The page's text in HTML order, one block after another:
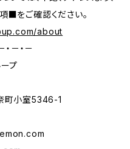
をご確認ください。
about
・－・－
プ
町小室5346-1